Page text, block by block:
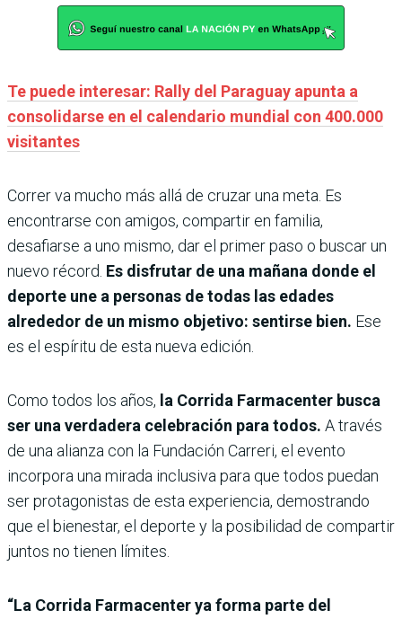
Te puede interesar: Rally del Paraguay apunta a
consolidarse en el calendario mundial con 400.000
visitantes
Correr va mucho más allá de cruzar una meta. Es
encontrarse con amigos, compartir en familia,
desafiarse a uno mismo, dar el primer paso o buscar un
nuevo récord. Es disfrutar de una mañana donde el
deporte une a personas de todas las edades
alrededor de un mismo objetivo: sentirse bien. Ese
es el espíritu de esta nueva edición.
Como todos los años, la Corrida Farmacenter busca
ser una verdadera celebración para todos. A través
de una alianza con la Fundación Carreri, el evento
incorpora una mirada inclusiva para que todos puedan
ser protagonistas de esta experiencia, demostrando
que el bienestar, el deporte y la posibilidad de compartir
juntos no tienen límites.
“La Corrida Farmacenter ya forma parte del